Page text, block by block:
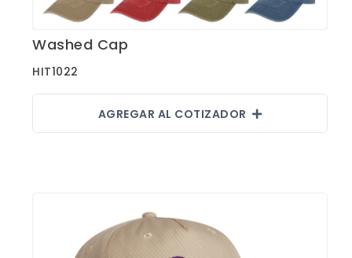
Washed Cap
HIT1022
AGREGAR AL COTIZADOR